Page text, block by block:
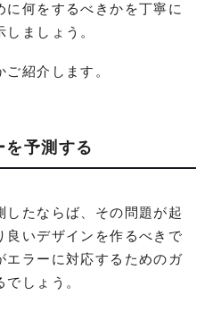
何をするべきかを丁寧に
ましょう。
紹介します。
予測する
したならば、その問題が起
良いデザインを作るべきで
エラーに対応するためのガ
しょう。